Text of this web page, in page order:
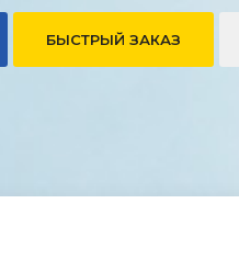
БЫСТРЫЙ ЗАКАЗ